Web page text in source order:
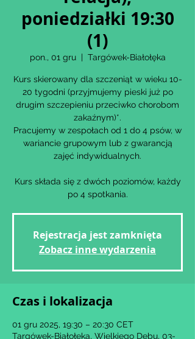
poniedziałki 19:30
(1)
pon., 01 gru
  |
Targówek-Białołęka
Kurs skierowany dla szczeniąt w wieku 10-
20 tygodni (przyjmujemy pieski już po
drugim szczepieniu przeciwko chorobom
zakaźnym)*.
Pracujemy w zespołach od 1 do 4 psów, w
wariancie grupowym lub z gwarancją
zajęć indywidualnych.
Kurs składa się z dwóch poziomów, każdy
po 4 spotkania.
Rejestracja jest zamknięta
Zobacz inne wydarzenia
Czas i lokalizacja
01 gru 2025, 19:30 – 20:30 CET
Targówek-Białołęka, Wielkiego Dębu, 03-